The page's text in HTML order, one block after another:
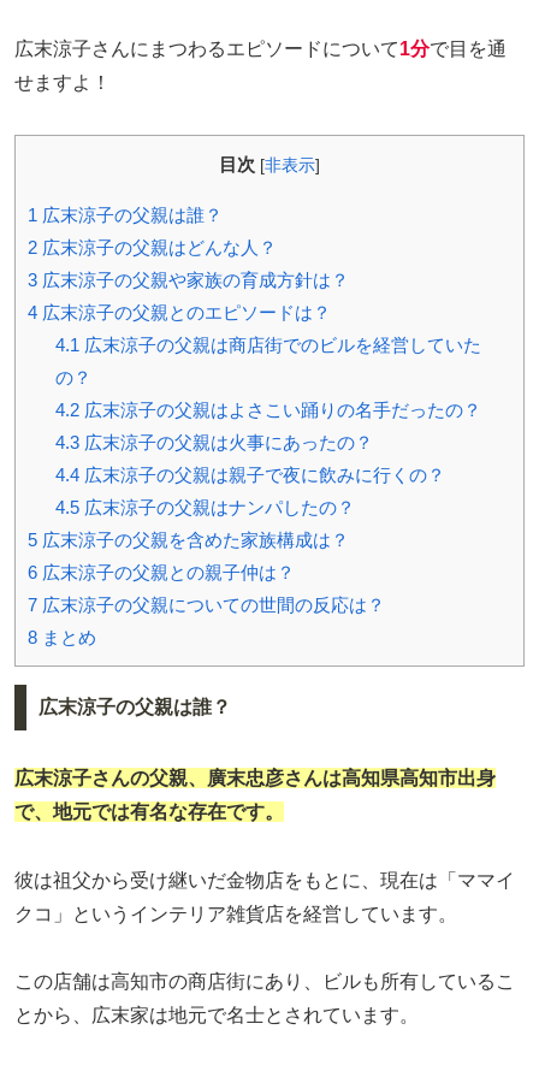
広末涼子さんにまつわるエピソードについて1分で目を通
せますよ！
目次 [非表示]
1 広末涼子の父親は誰？
2 広末涼子の父親はどんな人？
3 広末涼子の父親や家族の育成方針は？
4 広末涼子の父親とのエピソードは？
4.1 広末涼子の父親は商店街でのビルを経営していた
の？
4.2広末涼子の父親はよさこい踊りの名手だったの？
4.3広末涼子の父親は火事にあったの？
4.4広末涼子の父親は親子で夜に飲みに行くの？
4.5広末涼子の父親はナンパしたの？
5 広末涼子の父親を含めた家族構成は？
6 広末涼子の父親との親子仲は？
7 広末涼子の父親についての世間の反応は？
8 まとめ
広末涼子の父親は誰？
広末涼子さんの父親、廣末忠彦さんは高知県高知市出身
で、地元では有名な存在です。
彼は祖父から受け継いだ金物店をもとに、現在は「ママイ
クコ」というインテリア雑貨店を経営しています。
この店舗は高知市の商店街にあり、ビルも所有しているこ
とから、広末家は地元で名士とされています。